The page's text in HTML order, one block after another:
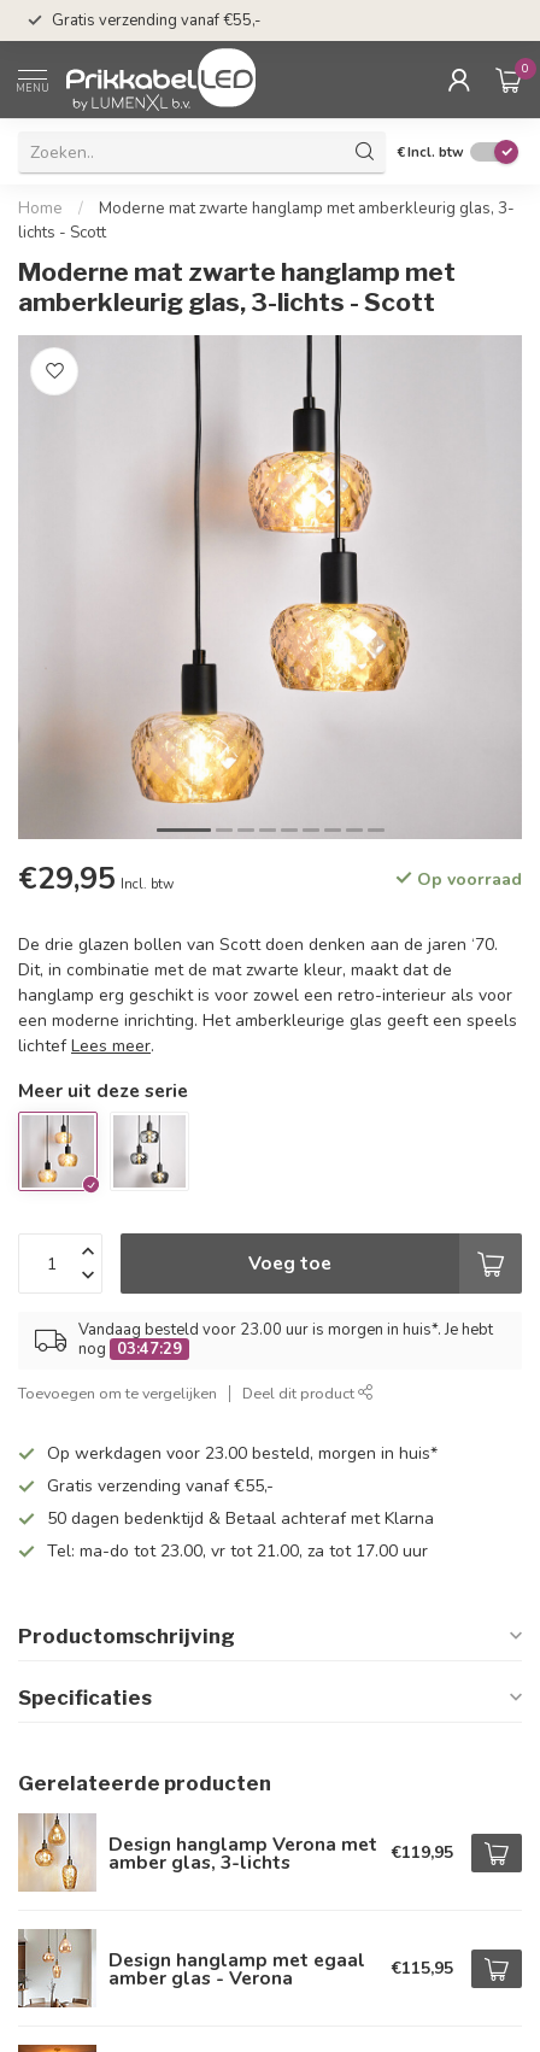
Gratis verzending vanaf €55,-
MENU
0
€Incl. btw
Home /
Moderne mat zwarte hanglamp met amberkleurig glas, 3-
lichts - Scott
Moderne mat zwarte hanglamp met
amberkleurig glas, 3-lichts - Scott
€29,95 Incl. btw Op voorraad
De drie glazen bollen van Scott doen denken aan de jaren ‘70.
Dit, in combinatie met de mat zwarte kleur, maakt dat de
hanglamp erg geschikt is voor zowel een retro-interieur als voor
een moderne inrichting. Het amberkleurige glas geeft een speels
lichtefLees meer.
Meer uit deze serie
Voeg toe
Vandaag besteld voor 23.00 uur is morgen in huis*. Je hebt
nog
03:47:29
Toevoegen om te vergelijken Deel dit product
Op werkdagen voor 23.00 besteld, morgen in huis*
Gratis verzending vanaf €55,-
50 dagen bedenktijd & Betaal achteraf met Klarna
Tel: ma-do tot 23.00, vr tot 21.00, za tot 17.00 uur
Productomschrijving
Specificaties
Gerelateerde producten
Design hanglamp Verona met
amber glas, 3-lichts €119,95
Design hanglamp met egaal
amber glas - Verona €115,95